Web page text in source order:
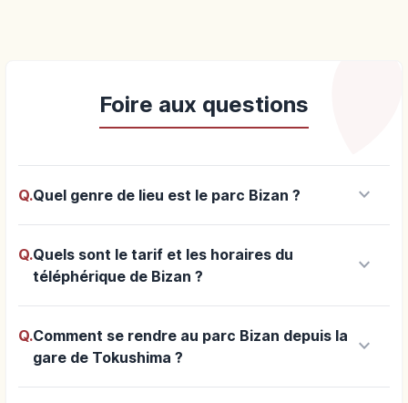
Foire aux questions
Q.Quel genre de lieu est le parc Bizan ? keyboard_arrow_down
Q.Quels sont le tarif et les horaires du
téléphérique de Bizan ?
keyboard_arrow_down
Q.Comment se rendre au parc Bizan depuis la
gare de Tokushima ?
keyboard_arrow_down